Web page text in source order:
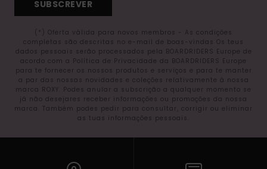
SUBSCREVER
(*) Oferta válida para novos membros - As condições
completas são descritas no e-mail de boas-vindas Os teus
dados pessoais serão processados pela BOARDRIDERS Europe de
acordo com a Política de Privacidade da BOARDRIDERS Europe
para te fornecer os nossos produtos e serviços e para te manter
a par das nossas novidades e coleções relativamente à nossa
marca ROXY. Podes anular a subscrição a qualquer momento se
já não desejares receber informações ou promoções da nossa
marca. Também podes pedir para consultar, corrigir ou eliminar
as tuas informações pessoais.